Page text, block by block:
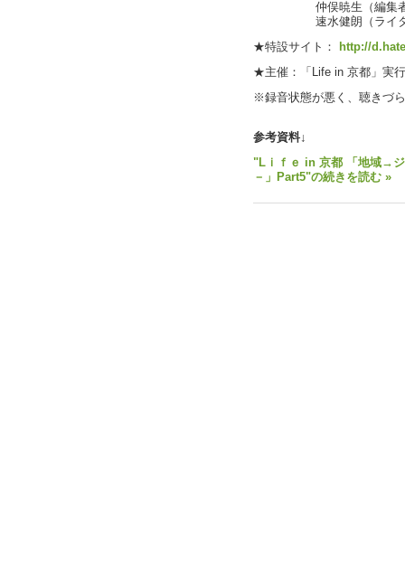
仲俣暁生（編集者，
速水健朗（ライター
★特設サイト：
http://
★主催：「Life in 京都」実
※録音状態が悪く、聴きづ
参考資料↓
"Lｉｆｅ in 京都 「地域→ジ
－」Part5"の続きを読む »